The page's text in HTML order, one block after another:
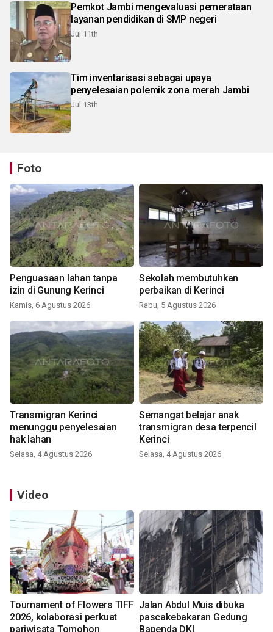
Pemkot Jambi mengevaluasi pemerataan
layanan pendidikan di SMP negeri
Jul 11th
Tim inventarisasi sebagai upaya
penyelesaian polemik zona merah Jambi
Jul 13th
Foto
Penguasaan lahan tanpa
izin di Gunung Kerinci
Kamis, 6 Agustus 2026
Sekolah membutuhkan
perbaikan di Kerinci
Rabu, 5 Agustus 2026
Transmigran Kerinci
menunggu penyelesaian
hak lahan
Selasa, 4 Agustus 2026
Semangat belajar anak
transmigran desa terpencil
Kerinci
Selasa, 4 Agustus 2026
Video
Tournament of Flowers TIFF
2026, kolaborasi perkuat
pariwisata Tomohon
Jalan Abdul Muis dibuka
pascakebakaran Gedung
Bapenda DKI